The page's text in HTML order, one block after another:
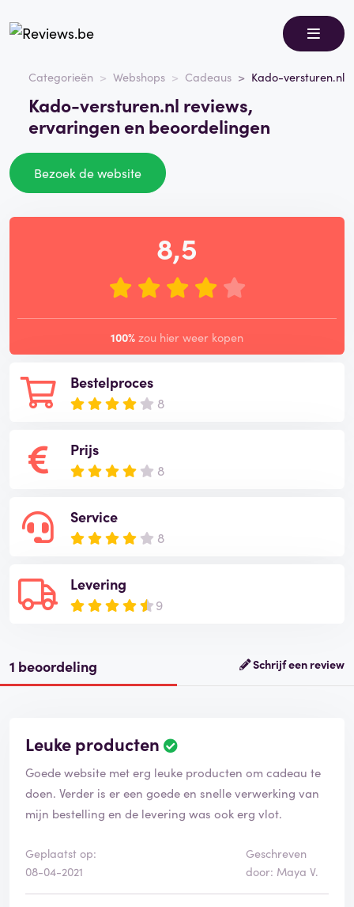
Categorieën Webshops Cadeaus Kado-versturen.nl
Kado-versturen.nl reviews,
ervaringen en beoordelingen
Bezoek de website
Bestelproces
8
Prijs
8
Service
8
Levering
9
8,5
100% zou hier weer kopen
1 beoordeling Schrijf een review
Leuke producten
Goede website met erg leuke producten om cadeau te
doen. Verder is er een goede en snelle verwerking van
mijn bestelling en de levering was ook erg vlot.
Geplaatst op:
08-04-2021
Geschreven
door: Maya V.